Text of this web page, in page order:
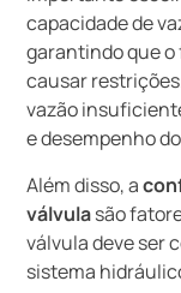
capacidade de
garantindo que
causar
vazão
e desempenho
Além disso, a
válvulasão
válvula deve ser
sistema